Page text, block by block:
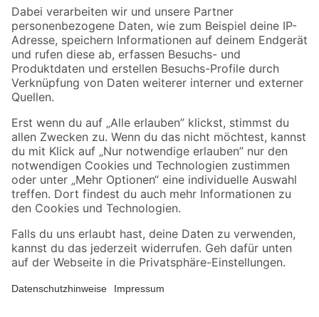
Zahlungsarten Versandarten
Sicher einkaufen
Jetzt die toom-App herunterladen
Alle Preisangaben in EUR inkl. gesetzl. MwSt.. Die dargestellten Angebote sind unter
Umständen nicht in allen Märkten verfügbar. Die angegebenen Verfügbarkeiten beziehen
sich auf den unter "Mein Markt" ausgewählten toom Baumarkt. Alle Angebote und
*Paketversand ab 59 € versandkostenfrei, gilt nicht für Artikel mit Speditionsversand, hier
fallen zusätzliche Versandkosten an.